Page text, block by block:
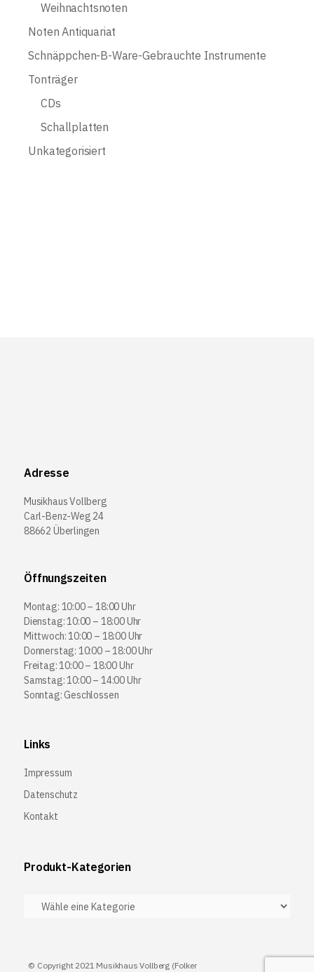
Weihnachtsnoten
Noten Antiquariat
Schnäppchen-B-Ware-Gebrauchte Instrumente
Tonträger
CDs
Schallplatten
Unkategorisiert
Adresse
Musikhaus Vollberg
Carl-Benz-Weg 24
88662 Überlingen
Öffnungszeiten
Montag: 10:00 – 18:00 Uhr
Dienstag: 10:00 – 18:00 Uhr
Mittwoch: 10:00 – 18:00 Uhr
Donnerstag: 10:00 – 18:00 Uhr
Freitag: 10:00 – 18:00 Uhr
Samstag: 10:00 – 14:00 Uhr
Sonntag: Geschlossen
Links
Impressum
Datenschutz
Kontakt
Produkt-Kategorien
© Copyright 2021 Musikhaus Vollberg (Folker